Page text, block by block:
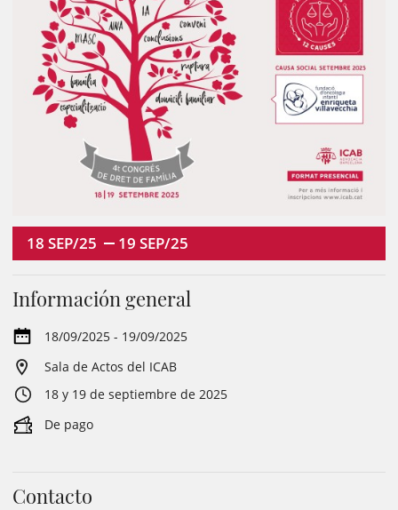
18 SEP/25 19 SEP/25
Información general
18/09/2025 - 19/09/2025
Sala de Actos del ICAB
18 y 19 de septiembre de 2025
De pago
Contacto